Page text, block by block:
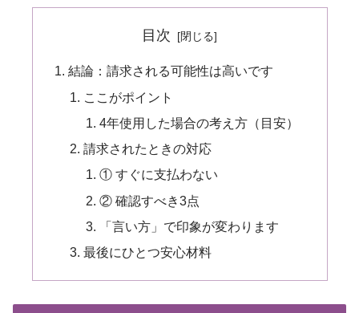
目次
結論：請求される可能性は高いです
ここがポイント
4年使用した場合の考え方（目安）
請求されたときの対応
① すぐに支払わない
② 確認すべき3点
「言い方」で印象が変わります
最後にひとつ安心材料